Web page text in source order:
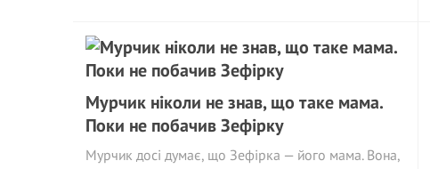
Мурчик ніколи не знав, що таке мама.
Поки не побачив Зефірку
Мурчик досі думає, що Зефірка — його мама. Вона,